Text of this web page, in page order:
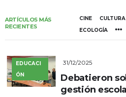
ARTÍCULOS MÁS
RECIENTES
CINE CULTURA
ECOLOGÍA
EDUCACI
ÓN
31/12/2025
Debatieron
gestión